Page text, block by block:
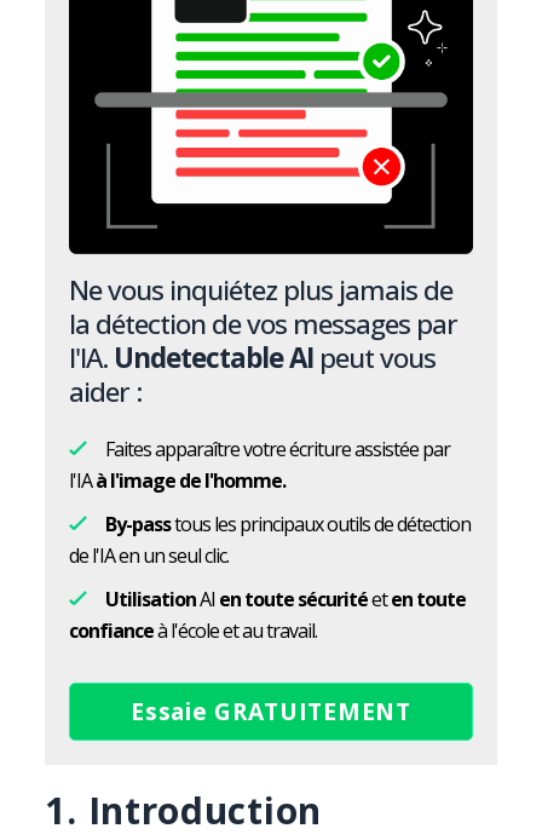
Ne vous inquiétez plus jamais de
la détection de vos messages par
l'IA. Undetectable AI peut vous
aider :
Faites apparaître votre écriture assistée par
l'IAà l'image de l'homme.
By-passtous les principaux outils de détection
de l'IA en un seul clic.
UtilisationAI en toute sécuritéeten toute
confianceà l'école et au travail.
Essaie GRATUITEMENT
1. Introduction